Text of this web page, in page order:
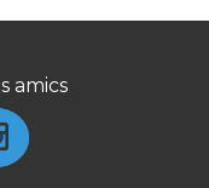
amics